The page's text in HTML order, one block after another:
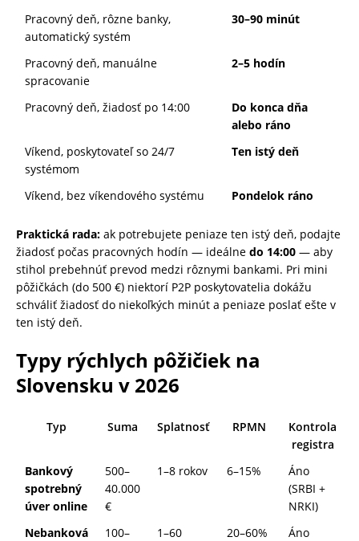
Pracovný deň, rôzne banky,
automatický systém
30–90 minút
Pracovný deň, manuálne
spracovanie
2–5 hodín
Pracovný deň, žiadosť po 14:00
Do konca dňa
alebo ráno
Víkend, poskytovateľ so 24/7
systémom
Ten istý deň
Víkend, bez víkendového systému Pondelok ráno
Praktická rada: ak potrebujete peniaze ten istý deň, podajte
žiadosť počas pracovných hodín — ideálne do 14:00 — aby
stihol prebehnúť prevod medzi rôznymi bankami. Pri mini
pôžičkách (do 500 €) niektorí P2P poskytovatelia dokážu
schváliť žiadosť do niekoľkých minút a peniaze poslať ešte v
ten istý deň.
Typy rýchlych pôžičiek na
Slovensku v 2026
Typ Suma Splatnosť RPMN
Kontrola
registra
Bankový
spotrebný
úver online
500–
40.000
€
1–8 rokov 6–15%
Áno
(SRBI +
NRKI)
Nebanková
100–
1–60
20–60%
Áno